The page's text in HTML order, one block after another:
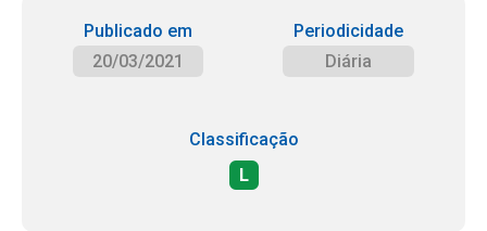
Publicado em
20/03/2021
Periodicidade
Diária
Classificação
L